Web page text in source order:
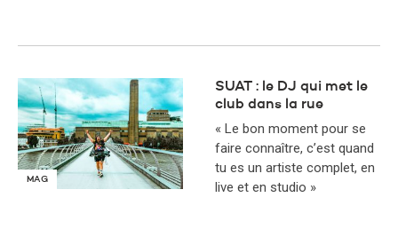
MAG
SUAT : le DJ qui met le
club dans la rue
« Le bon moment pour se
faire connaître, c’est quand
tu es un artiste complet, en
live et en studio »